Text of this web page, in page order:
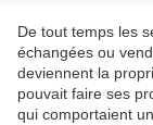
De tout temps les
échangées ou
deviennent la
pouvait faire ses
qui comportaient